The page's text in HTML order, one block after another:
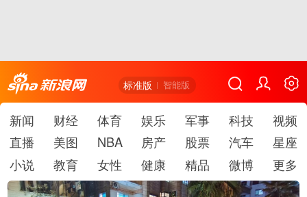
标准版 智能版
新闻 财经 体育 娱乐 军事 科技
视频
直播
美图 NBA 房产 股票 汽车
星座
小说
教育 女性 健康 精品 微博 更多